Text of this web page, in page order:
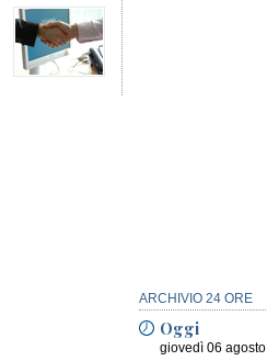
ARCHIVIO 24 ORE
Oggi
giovedì 06 agosto